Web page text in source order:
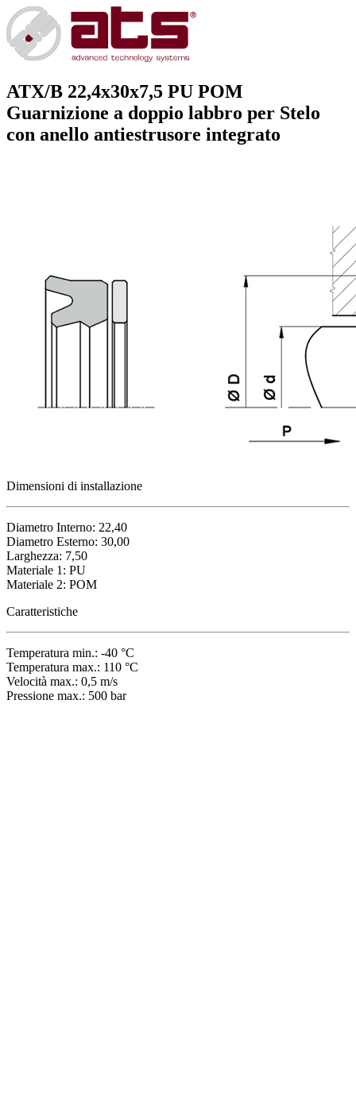
ATX/B 22,4x30x7,5 PU POM
Guarnizione a doppio labbro per Stelo
con anello antiestrusore integrato
Dimensioni di installazione
Diametro Interno: 22,40
Diametro Esterno: 30,00
Larghezza: 7,50
Materiale 1: PU
Materiale 2: POM
Caratteristiche
Temperatura min.: -40 °C
Temperatura max.: 110 °C
Velocità max.: 0,5 m/s
Pressione max.: 500 bar